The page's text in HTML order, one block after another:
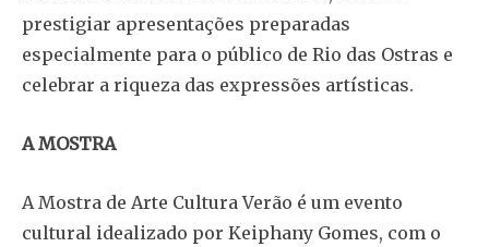
prestigiar apresentações preparadas
especialmente para o público de Rio das Ostras e
celebrar a riqueza das expressões artísticas.
A MOSTRA
A Mostra de Arte Cultura Verão é um evento
cultural idealizado por Keiphany Gomes, com o